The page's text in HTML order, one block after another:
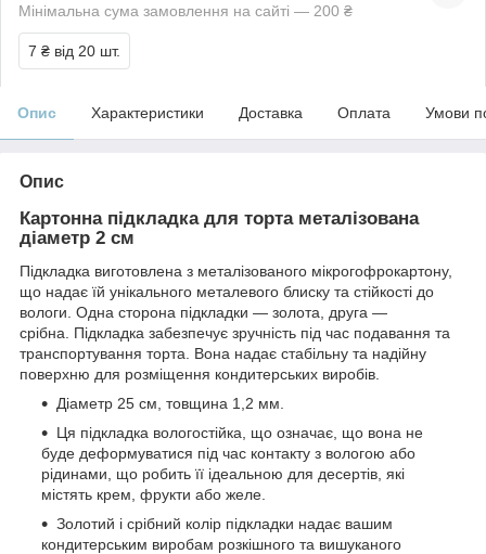
Мінімальна сума замовлення на сайті — 200 ₴
7 ₴ від 20 шт.
Опис Характеристики Доставка Оплата Умови
Опис
Картонна підкладка для торта металізована
діаметр 2 см
Підкладка виготовлена з металізованого мікрогофрокартону,
що надає їй унікального металевого блиску та стійкості до
вологи. Одна сторона підкладки — золота, друга —
срібна. Підкладка забезпечує зручність під час подавання та
транспортування торта. Вона надає стабільну та надійну
поверхню для розміщення кондитерських виробів.
Діаметр 25 см, товщина 1,2 мм.
Ця підкладка вологостійка, що означає, що вона не
буде деформуватися під час контакту з вологою або
рідинами, що робить її ідеальною для десертів, які
містять крем, фрукти або желе.
Золотий і срібний колір підкладки надає вашим
кондитерським виробам розкішного та вишуканого